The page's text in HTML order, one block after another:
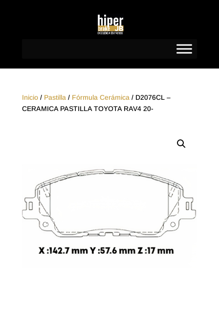
Inicio/ Pastilla / Fórmula Cerámica / D2076CL –
CERAMICA PASTILLA TOYOTA RAV4 20-